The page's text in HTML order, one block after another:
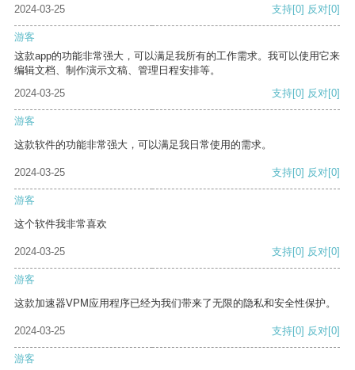
2024-03-25 支持[0] 反对[0]
游客
这款app的功能非常强大，可以满足我所有的工作需求。我可以使用它来
编辑文档、制作演示文稿、管理日程安排等。
2024-03-25
支持[0] 反对[0]
游客
这款软件的功能非常强大，可以满足我日常使用的需求。
2024-03-25 支持[0] 反对[0]
游客
这个软件我非常喜欢
2024-03-25 支持[0] 反对[0]
游客
这款加速器VPM应用程序已经为我们带来了无限的隐私和安全性保护。
2024-03-25 支持[0] 反对[0]
游客